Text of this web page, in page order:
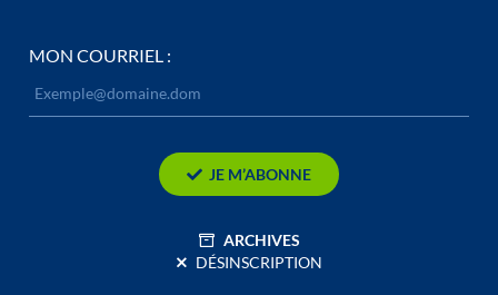
MON COURRIEL :
JE M’ABONNE
ARCHIVES
DÉSINSCRIPTION